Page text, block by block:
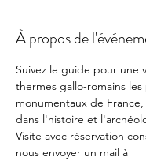
À propos de
Suivez le guide pour une
thermes gallo-romains les
monumentaux de
dans l'histoire et
Visite avec réservation
nous envoyer un mail à